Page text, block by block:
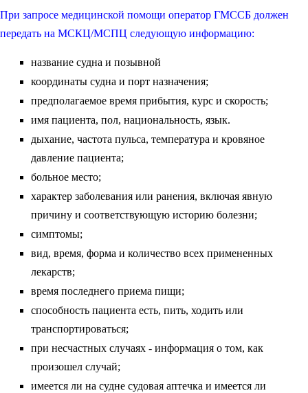
При запросе медицинской помощи оператор ГМССБ должен
передать на МСКЦ/МСПЦ следующую информацию:
название судна и позывной
координаты судна и порт назначения;
предполагаемое время прибытия, курс и скорость;
имя пациента, пол, национальность, язык.
дыхание, частота пульса, температура и кровяное
давление пациента;
больное место;
характер заболевания или ранения, включая явную
причину и соответствующую историю болезни;
симптомы;
вид, время, форма и количество всех примененных
лекарств;
время последнего приема пищи;
способность пациента есть, пить, ходить или
транспортироваться;
при несчастных случаях - информация о том, как
произошел случай;
имеется ли на судне судовая аптечка и имеется ли